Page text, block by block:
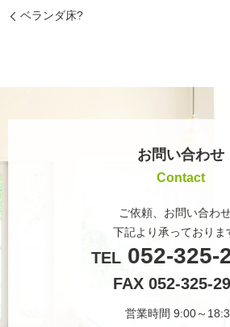
ベランダ床?
お問い合わせ
Contact
ご依頼、お問い合わ
下記より承っておりま
TEL052-325-
FAX 052-325-
営業時間 9:00～